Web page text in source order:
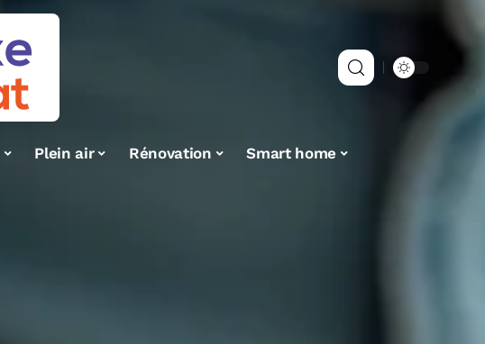
Plein air Rénovation Smart home